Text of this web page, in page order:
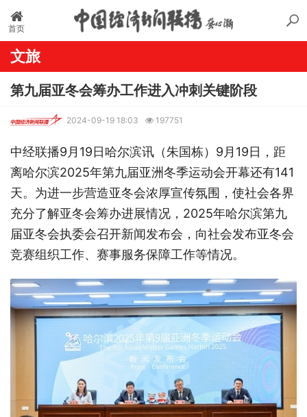
首页
文旅
第九届亚冬会筹办工作进入冲刺关键阶段
2024-09-19 18:03 197751
中经联播9月19日哈尔滨讯（朱国栋）9月19日，距
离哈尔滨2025年第九届亚洲冬季运动会开幕还有141
天。为进一步营造亚冬会浓厚宣传氛围，使社会各界
充分了解亚冬会筹办进展情况，2025年哈尔滨第九
届亚冬会执委会召开新闻发布会，向社会发布亚冬会
竞赛组织工作、赛事服务保障工作等情况。